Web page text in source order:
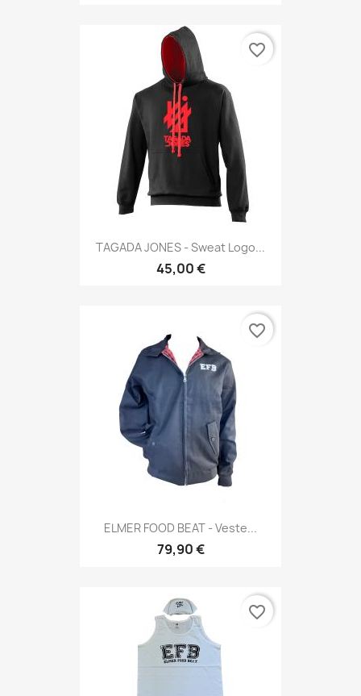
TAGADA JONES - Sweat Logo...
45,00 €
favorite_border
ELMER FOOD BEAT - Veste...
79,90 €
favorite_border
favorite_border